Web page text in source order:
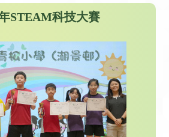
STEAM科技大賽